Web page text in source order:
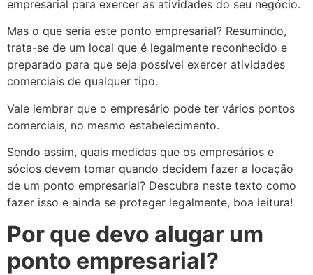
empresarial para exercer as atividades do seu negócio.
Mas o que seria este ponto empresarial? Resumindo,
trata-se de um local que é legalmente reconhecido e
preparado para que seja possível exercer atividades
comerciais de qualquer tipo.
Vale lembrar que o empresário pode ter vários pontos
comerciais, no mesmo estabelecimento.
Sendo assim, quais medidas que os empresários e
sócios devem tomar quando decidem fazer a locação
de um ponto empresarial? Descubra neste texto como
fazer isso e ainda se proteger legalmente, boa leitura!
Por que devo alugar um
ponto empresarial?